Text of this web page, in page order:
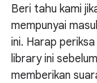
Beri tahu kami
mempunyai
ini. Harap periksa
library ini
memberikan